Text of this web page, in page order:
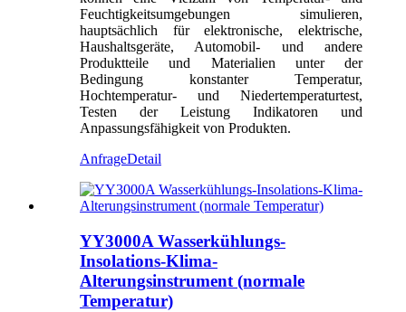
Feuchtigkeitsumgebungen simulieren,
hauptsächlich für elektronische, elektrische,
Haushaltsgeräte, Automobil- und andere
Produktteile und Materialien unter der
Bedingung konstanter Temperatur,
Hochtemperatur- und Niedertemperaturtest,
Testen der Leistung Indikatoren und
Anpassungsfähigkeit von Produkten.
AnfrageDetail
YY3000A Wasserkühlungs-
Insolations-Klima-
Alterungsinstrument (normale
Temperatur)